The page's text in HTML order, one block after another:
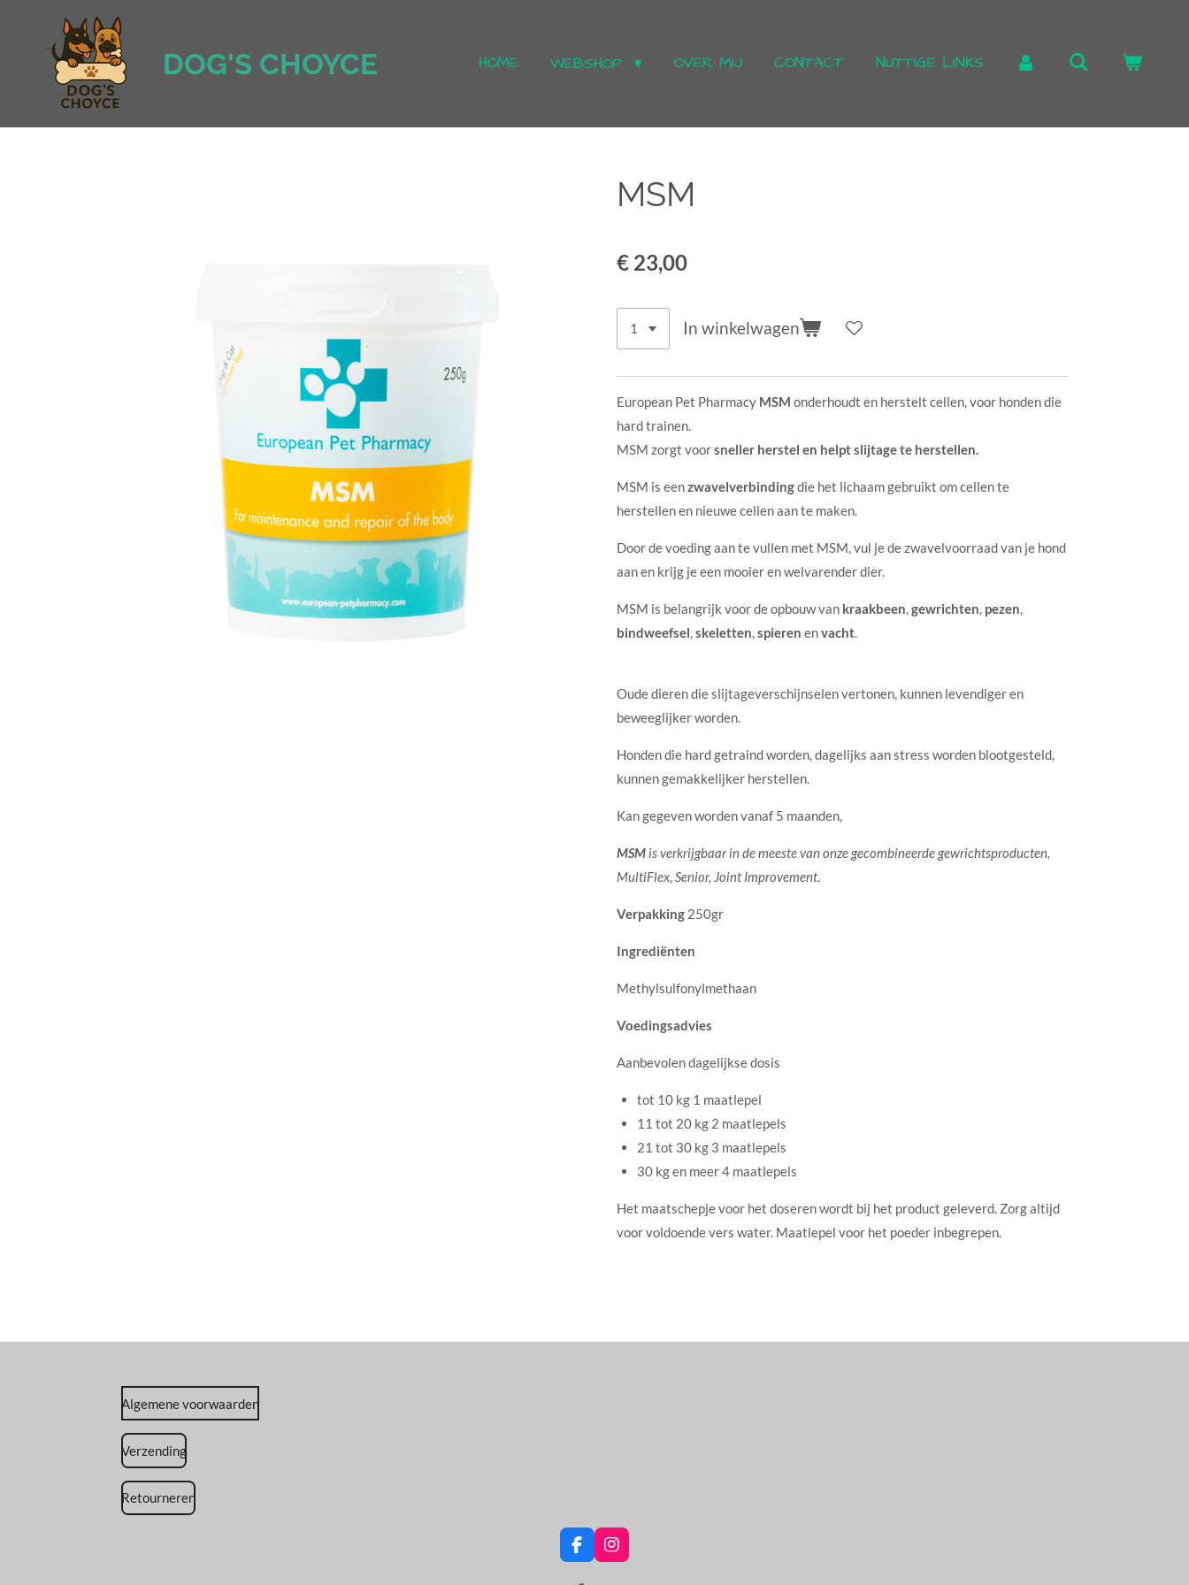
DOG'S CHOYCE HOME WEBSHOP OVER MIJ CONTACT NUTTIGE LINKS
MSM
€ 23,00
In winkelwagen
European Pet Pharmacy MSM onderhoudt en herstelt cellen, voor honden die
hard trainen.
MSM zorgt voorsneller herstel en helpt slijtage te herstellen.
MSM is eenzwavelverbindingdie het lichaam gebruikt om cellen te
herstellen en nieuwe cellen aan te maken.
Door de voeding aan te vullen met MSM, vul je de zwavelvoorraad van je hond
aan en krijg je een mooier en welvarender dier.
MSM is belangrijk voor de opbouw van kraakbeen,gewrichten, pezen,
bindweefsel,skeletten,spieren envacht.
Oude dieren die slijtageverschijnselen vertonen, kunnen levendiger en
beweeglijker worden.
Honden die hard getraind worden, dagelijks aan stress worden blootgesteld,
kunnen gemakkelijker herstellen.
Kan gegeven worden vanaf 5 maanden,
MSM is verkrijgbaar in de meeste van onze gecombineerde gewrichtsproducten,
MultiFlex, Senior, Joint Improvement.
Verpakking 250gr
Ingrediënten
Methylsulfonylmethaan
Voedingsadvies
Aanbevolen dagelijkse dosis
tot 10 kg 1 maatlepel
11 tot 20 kg 2 maatlepels
21 tot 30 kg 3 maatlepels
30 kg en meer 4 maatlepels
Het maatschepje voor het doseren wordt bij het product geleverd. Zorg altijd
voor voldoende vers water. Maatlepel voor het poeder inbegrepen.
Algemene voorwaarden
Verzending
Retourneren
F
a
I
n